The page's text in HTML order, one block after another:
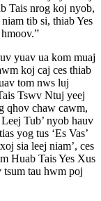
Tais nrog koj nyob,
tib si, thiab Yes
yuav ua kom muaj
koj caj ces thiab
tom nws luj
Tswv Ntuj yeej
qhov chaw cawm,
Tub’ nyob hauv
yog tus ‘Es Vas’
sia leej niam’, ces
Huab Tais Yes Xus
tsum tau hwm poj